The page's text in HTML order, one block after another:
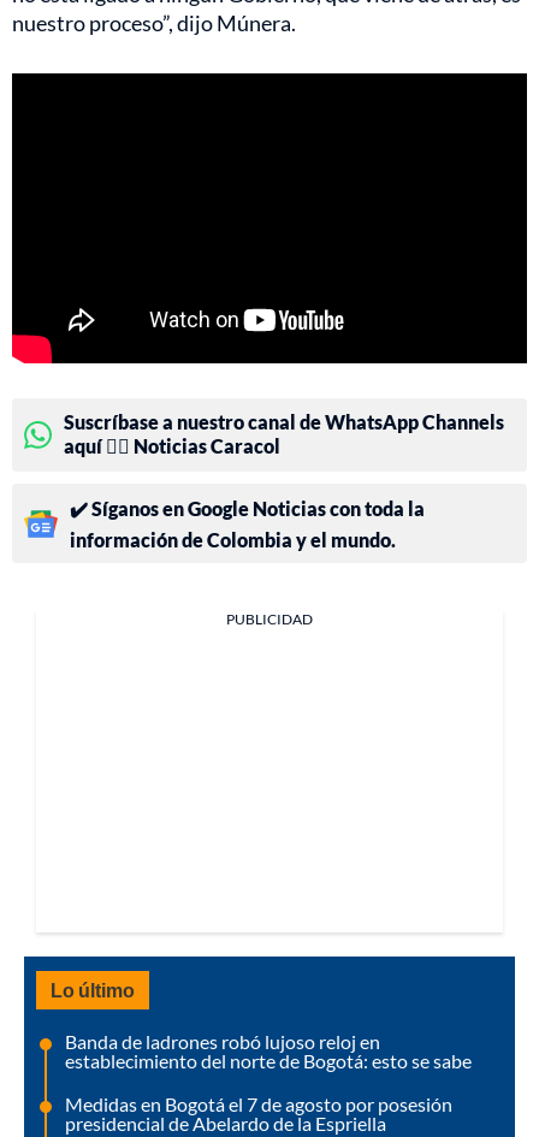
nuestro proceso”, dijo Múnera.
Suscríbase a nuestro canal de WhatsApp Channels
aquí 👉🏻 Noticias Caracol
✔️ Síganos en Google Noticias con toda la
información de Colombia y el mundo.
PUBLICIDAD
Lo último
Banda de ladrones robó lujoso reloj en
establecimiento del norte de Bogotá: esto se sabe
Medidas en Bogotá el 7 de agosto por posesión
presidencial de Abelardo de la Espriella